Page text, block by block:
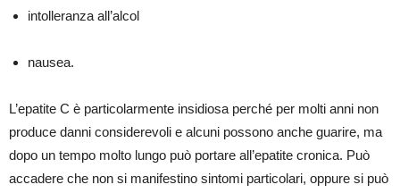
intolleranza all’alcol
nausea.
L’epatite C è particolarmente insidiosa perché per molti anni non
produce danni considerevoli e alcuni possono anche guarire, ma
dopo un tempo molto lungo può portare all’epatite cronica. Può
accadere che non si manifestino sintomi particolari, oppure si può